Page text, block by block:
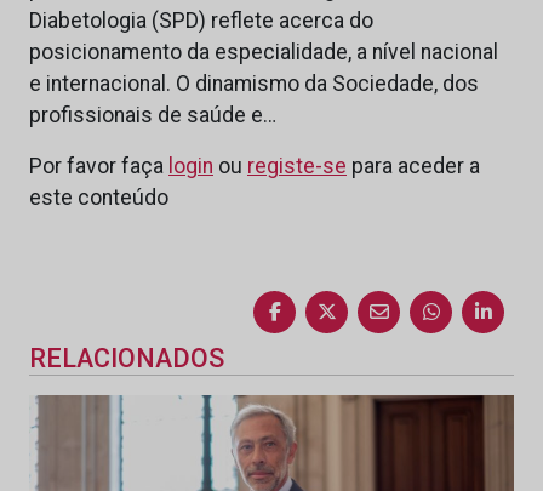
Diabetologia (SPD) reflete acerca do
posicionamento da especialidade, a nível nacional
e internacional. O dinamismo da Sociedade, dos
profissionais de saúde e…
Por favor faça login ou registe-se para aceder a
este conteúdo
RELACIONADOS